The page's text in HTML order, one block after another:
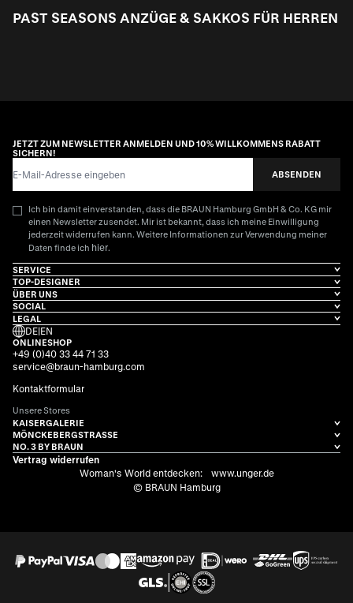
PAST SEASONS ANZÜGE & SAKKOS FÜR HERREN
JETZT ZUM NEWSLETTER ANMELDEN UND 10% WILLKOMMENS RABATT
SICHERN!
ABSENDEN
Ich bin damit einverstanden, dass die BRAUN Hamburg GmbH & Co. KG mir
einen Newsletter zusendet. Mir ist bekannt, dass ich meine Einwilligung
jederzeit widerrufen kann. Weitere Informationen zur Verwendung meiner
Daten finde ich hier.
SERVICE
TOP-DESIGNER
ÜBER UNS
SOCIAL
LEGAL
DE|EN
ONLINESHOP
+49 (0)40 33 44 71 33
service@braun-hamburg.com
Kontaktformular
Unsere Stores
KAISERGALERIE
MÖNCKEBERGSTRASSE
NO. 3 BY BRAUN
Vertrag widerrufen
Woman's World entdecken:
www.unger.de
© BRAUN Hamburg